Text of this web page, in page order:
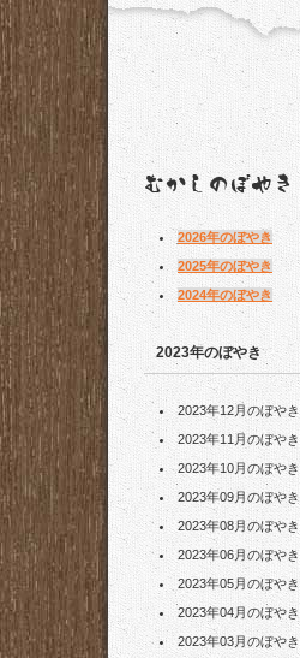
2026年のぼやき
2025年のぼやき
2024年のぼやき
2023年のぼやき
2023年12月のぼやき
2023年11月のぼやき
2023年10月のぼやき
2023年09月のぼやき
2023年08月のぼやき
2023年06月のぼやき
2023年05月のぼやき
2023年04月のぼやき
2023年03月のぼやき